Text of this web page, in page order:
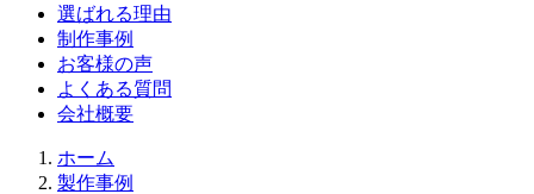
選ばれる理由
制作事例
お客様の声
よくある質問
会社概要
ホーム
製作事例